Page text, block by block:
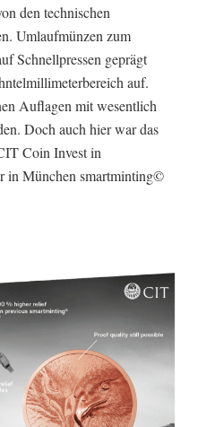
den technischen
Umlaufmünzen zum
Schnellpressen geprägt
auf.
Auflagen mit wesentlich
Doch auch hier war das
Coin Invest in
in München smartminting©